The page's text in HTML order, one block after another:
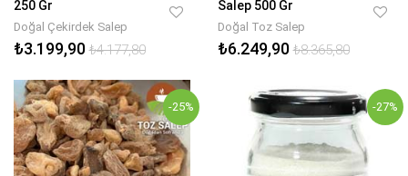
250 Gr
Doğal Çekirdek Salep
₺3.199,90₺4.177,80
Salep 500 Gr
Doğal Toz Salep
₺6.249,90₺8.365,80
-25% -27%